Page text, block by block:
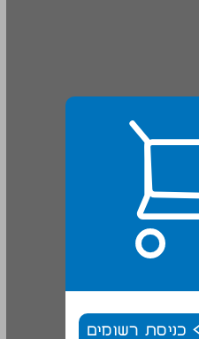
כניסת רשומים